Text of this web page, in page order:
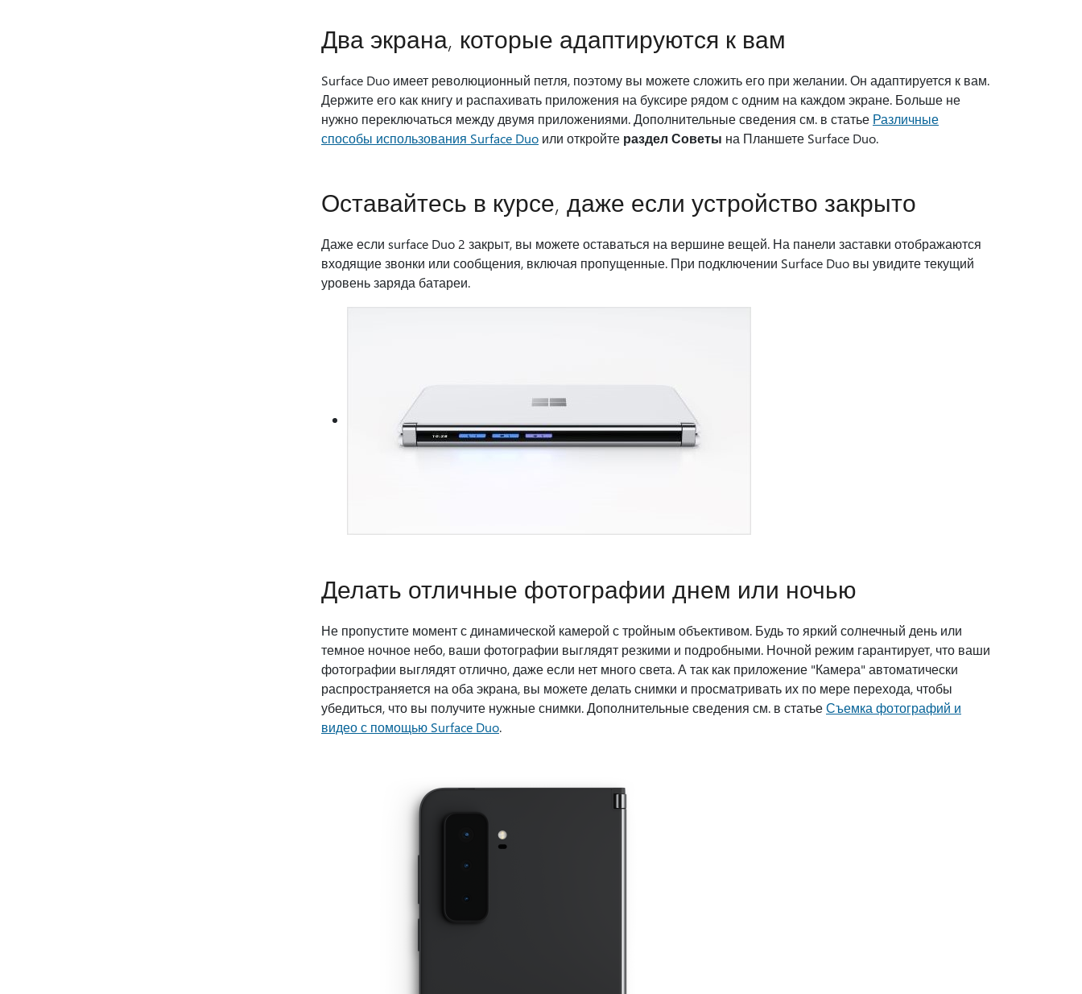
Два экрана, которые адаптируются к вам
Surface Duo имеет революционный петля, поэтому вы можете сложить его при желании. Он адаптируется к вам.
Держите его как книгу и распахивать приложения на буксире рядом с одним на каждом экране. Больше не
нужно переключаться между двумя приложениями. Дополнительные сведения см. в статье Различные
способы использования Surface Duo или откройте раздел Советы на Планшете Surface Duo.
Оставайтесь в курсе, даже если устройство закрыто
Даже если surface Duo 2 закрыт, вы можете оставаться на вершине вещей. На панели заставки отображаются
входящие звонки или сообщения, включая пропущенные. При подключении Surface Duo вы увидите текущий
уровень заряда батареи.
Делать отличные фотографии днем или ночью
Не пропустите момент с динамической камерой с тройным объективом. Будь то яркий солнечный день или
темное ночное небо, ваши фотографии выглядят резкими и подробными. Ночной режим гарантирует, что ваши
фотографии выглядят отлично, даже если нет много света. А так как приложение "Камера" автоматически
распространяется на оба экрана, вы можете делать снимки и просматривать их по мере перехода, чтобы
убедиться, что вы получите нужные снимки. Дополнительные сведения см. в статьеСъемка фотографий и
видео с помощью Surface Duo.